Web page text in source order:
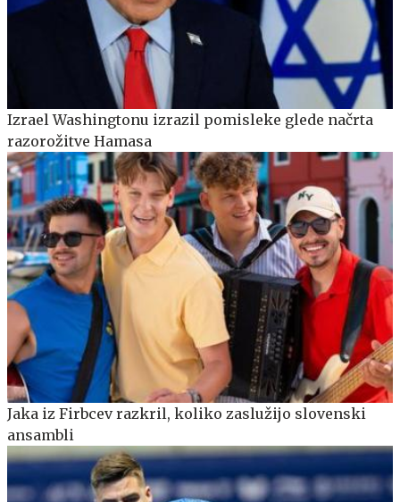
Izrael Washingtonu izrazil pomisleke glede načrta
razorožitve Hamasa
Jaka iz Firbcev razkril, koliko zaslužijo slovenski
ansambli